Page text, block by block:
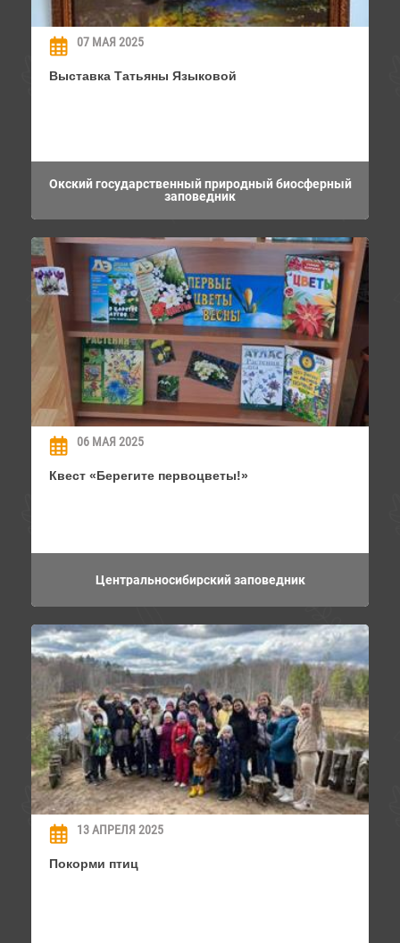
07 МАЯ 2025
Выставка Татьяны Языковой
Окский государственный природный биосферный
заповедник
06 МАЯ 2025
Квест «Берегите первоцветы!»
Центральносибирский заповедник
13 АПРЕЛЯ 2025
Покорми птиц